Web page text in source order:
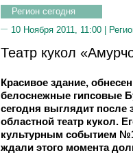
Регион сегодня
10 Ноября 2011, 11:00 |
Театр кукол
Красивое здание,
белоснежные гипсовые
сегодня выглядит после
областной театр кукол.
культурным событием
ждали этого момента